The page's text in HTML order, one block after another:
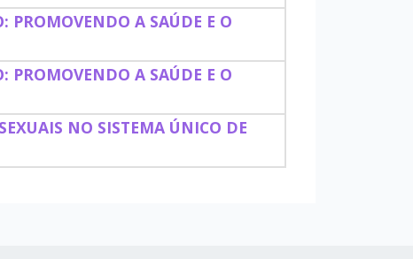
A SAÚDE E O
A SAÚDE E O
NO SISTEMA ÚNICO DE